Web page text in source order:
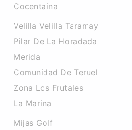
Cocentaina
Velilla Velilla Taramay
Pilar De La Horadada
Merida
Comunidad De Teruel
Zona Los Frutales
La Marina
Mijas Golf